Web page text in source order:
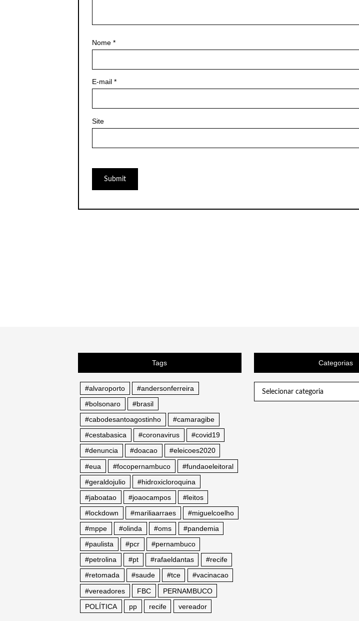
Nome *
E-mail *
Site
Tags
#alvaroporto
#andersonferreira
#bolsonaro
#brasil
#cabodesantoagostinho
#camaragibe
#cestabasica
#coronavirus
#covid19
#denuncia
#doacao
#eleicoes2020
#eua
#focopernambuco
#fundaoeleitoral
#geraldojulio
#hidroxicloroquina
#jaboatao
#joaocampos
#leitos
#lockdown
#mariliaarraes
#miguelcoelho
#mppe
#olinda #oms
#pandemia
#paulista
#pcr
#pernambuco
#petrolina
#pt #rafaeldantas
#recife
#retomada
#saude #tce
#vacinacao
#vereadores
FBC
PERNAMBUCO
POLÍTICA
pp recife vereador
Categorias
Categorias